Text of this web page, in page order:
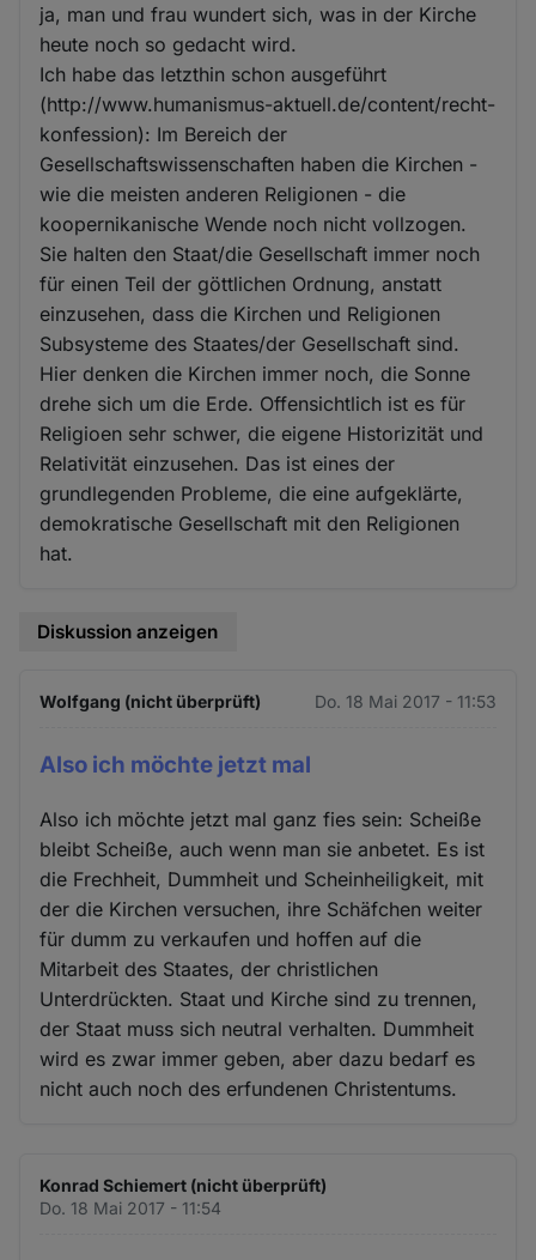
ja, man und frau wundert sich, was in der Kirche
heute noch so gedacht wird.
Ich habe das letzthin schon ausgeführt
(http://www.humanismus-aktuell.de/content/recht-
konfession): Im Bereich der
Gesellschaftswissenschaften haben die Kirchen -
wie die meisten anderen Religionen - die
koopernikanische Wende noch nicht vollzogen.
Sie halten den Staat/die Gesellschaft immer noch
für einen Teil der göttlichen Ordnung, anstatt
einzusehen, dass die Kirchen und Religionen
Subsysteme des Staates/der Gesellschaft sind.
Hier denken die Kirchen immer noch, die Sonne
drehe sich um die Erde. Offensichtlich ist es für
Religioen sehr schwer, die eigene Historizität und
Relativität einzusehen. Das ist eines der
grundlegenden Probleme, die eine aufgeklärte,
demokratische Gesellschaft mit den Religionen
hat.
Diskussion anzeigen
Wolfgang (nicht überprüft) Do. 18 Mai 2017 - 11:53
Also ich möchte jetzt mal
Also ich möchte jetzt mal ganz fies sein: Scheiße
bleibt Scheiße, auch wenn man sie anbetet. Es ist
die Frechheit, Dummheit und Scheinheiligkeit, mit
der die Kirchen versuchen, ihre Schäfchen weiter
für dumm zu verkaufen und hoffen auf die
Mitarbeit des Staates, der christlichen
Unterdrückten. Staat und Kirche sind zu trennen,
der Staat muss sich neutral verhalten. Dummheit
wird es zwar immer geben, aber dazu bedarf es
nicht auch noch des erfundenen Christentums.
Konrad Schiemert (nicht überprüft)
Do. 18 Mai 2017 - 11:54